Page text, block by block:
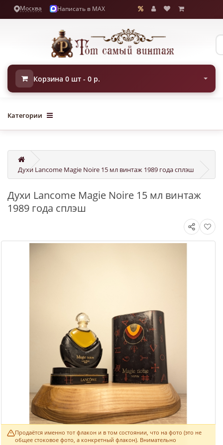
Москва Написать в MAX
Корзина 0 шт - 0 р.
Категории
Духи Lancome Magie Noire 15 мл винтаж 1989 года сплэш
Духи Lancome Magie Noire 15 мл винтаж
1989 года сплэш
Продаётся именно тот флакон и в том состоянии, что на фото (это не
общее стоковое фото, а конкретный флакон). Внимательно